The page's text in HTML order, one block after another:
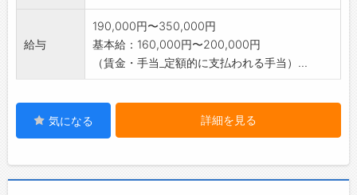
給与
190,000円〜350,000円
基本給：160,000円〜200,000円
（賃金・手当_定額的に支払われる手当）...
気になる 詳細を見る